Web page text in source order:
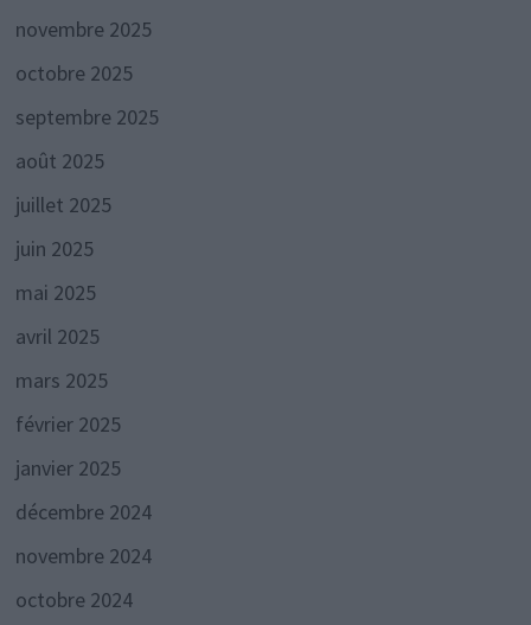
novembre 2025
octobre 2025
septembre 2025
août 2025
juillet 2025
juin 2025
mai 2025
avril 2025
mars 2025
février 2025
janvier 2025
décembre 2024
novembre 2024
octobre 2024